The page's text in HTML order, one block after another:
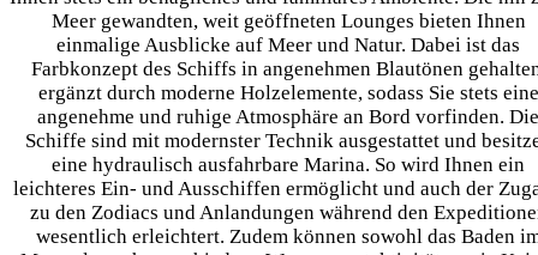
Meer gewandten, weit geöffneten Lounges bieten Ihnen
einmalige Ausblicke auf Meer und Natur. Dabei ist das
Farbkonzept des Schiffs in angenehmen Blautönen
ergänzt durch moderne Holzelemente, sodass Sie stets eine
angenehme und ruhige Atmosphäre an Bord vorfinden. Die
Schiffe sind mit modernster Technik ausgestattet und
eine hydraulisch ausfahrbare Marina. So wird Ihnen ein
leichteres Ein- und Ausschiffen ermöglicht und auch der
zu den Zodiacs und Anlandungen während den
wesentlich erleichtert. Zudem können sowohl das Baden